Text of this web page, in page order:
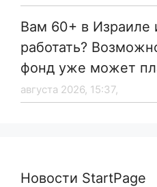
Вам 60+ в Израиле
работать?
фонд уже может
августа 2026, 15:37,
Новости StartPage